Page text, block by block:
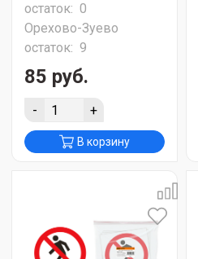
остаток: 0
Орехово-Зуево
остаток: 9
85 руб.
- +
В корзину